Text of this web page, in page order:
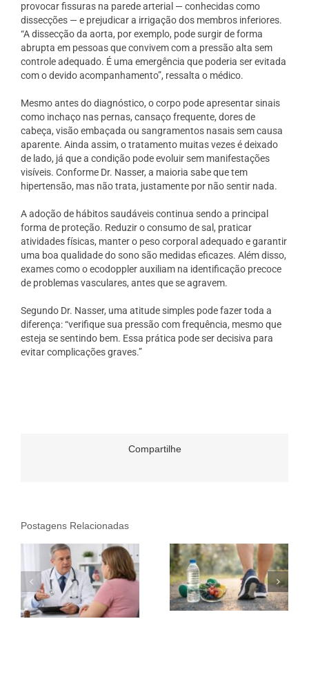
provocar fissuras na parede arterial — conhecidas como
dissecções — e prejudicar a irrigação dos membros inferiores.
“A dissecção da aorta, por exemplo, pode surgir de forma
abrupta em pessoas que convivem com a pressão alta sem
controle adequado. É uma emergência que poderia ser evitada
com o devido acompanhamento”, ressalta o médico.
Mesmo antes do diagnóstico, o corpo pode apresentar sinais
como inchaço nas pernas, cansaço frequente, dores de
cabeça, visão embaçada ou sangramentos nasais sem causa
aparente. Ainda assim, o tratamento muitas vezes é deixado
de lado, já que a condição pode evoluir sem manifestações
visíveis. Conforme Dr. Nasser, a maioria sabe que tem
hipertensão, mas não trata, justamente por não sentir nada.
A adoção de hábitos saudáveis continua sendo a principal
forma de proteção. Reduzir o consumo de sal, praticar
atividades físicas, manter o peso corporal adequado e garantir
uma boa qualidade do sono são medidas eficazes. Além disso,
exames como o ecodoppler auxiliam na identificação precoce
de problemas vasculares, antes que se agravem.
Segundo Dr. Nasser, uma atitude simples pode fazer toda a
diferença: “verifique sua pressão com frequência, mesmo que
esteja se sentindo bem. Essa prática pode ser decisiva para
evitar complicações graves.”
Compartilhe
Postagens Relacionadas